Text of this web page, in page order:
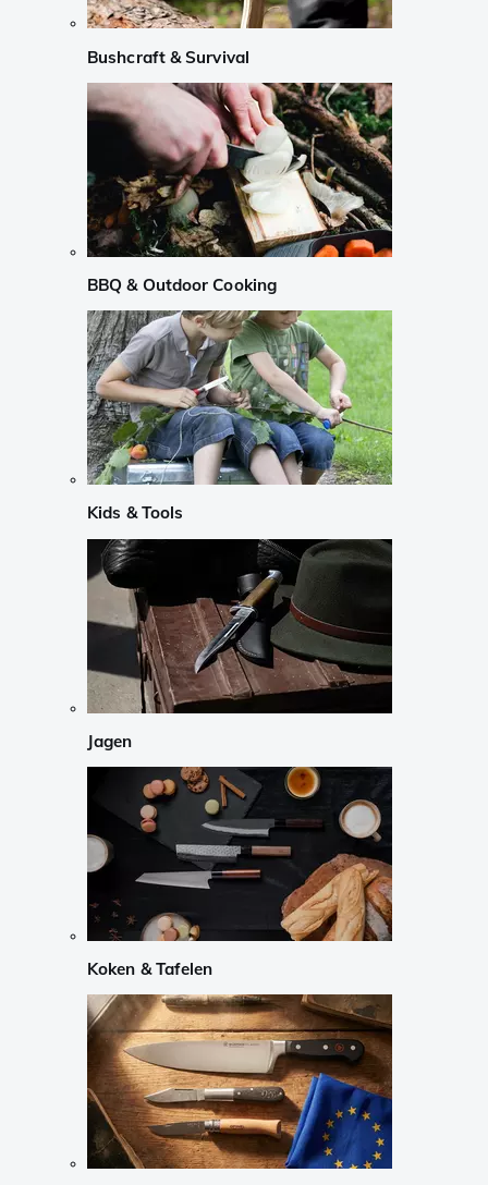
Bushcraft & Survival
BBQ & Outdoor Cooking
Kids & Tools
Jagen
Koken & Tafelen